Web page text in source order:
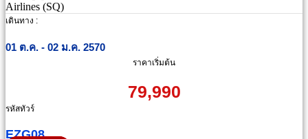
เดินทาง :
01 ต.ค. - 02 ม.ค. 2570
ราคาเริ่มต้น
79,990
รหัสทัวร์
EZG08